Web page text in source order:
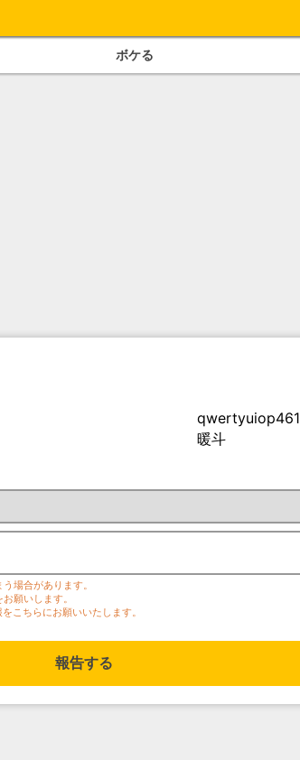
ボケる
qwertyuiop461
暖斗
場合があります。
願いします。
こちらにお願いいたします。
報告する